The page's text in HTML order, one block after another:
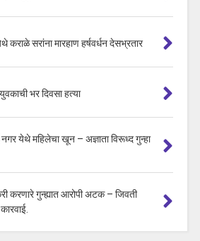
कराळे सरांना मारहाण हर्षवर्धन देसभ्रतार
भर दिवसा हत्या
नगर येथे महिलेचा खून – अज्ञाता विरूध्द गुन्हा
करणारे गुन्ह्यात आरोपी अटक – जिवती